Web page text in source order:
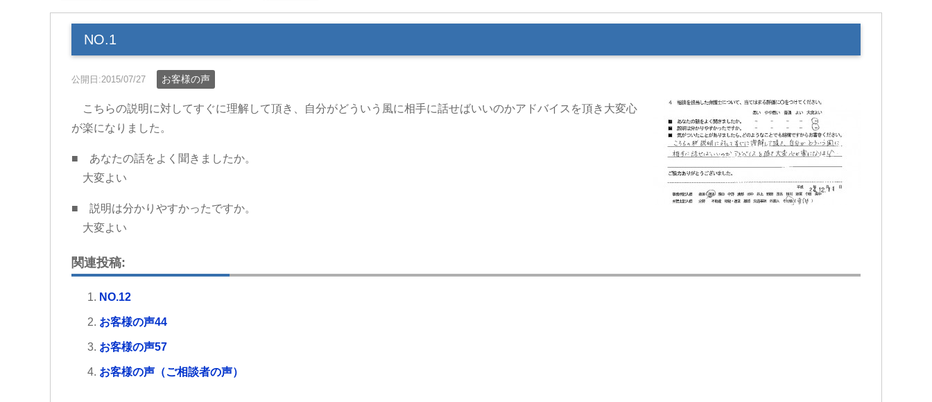
NO.1
公開日:2015/07/27 お客様の声
こちらの説明に対してすぐに理解して頂き、自分がどういう風に相手に話せばいいのかアドバイスを頂き大変心
が楽になりました。
■ あなたの話をよく聞きましたか。
大変よい
■ 説明は分かりやすかったですか。
大変よい
関連投稿:
NO.12
お客様の声44
お客様の声57
お客様の声（ご相談者の声）